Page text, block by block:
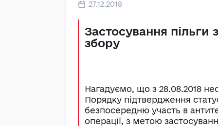
27.12.2018
Застосування пільги
збору
Нагадуємо, що з 28.08.2018
Порядку підтвердження
безпосередню участь в
операції, з метою